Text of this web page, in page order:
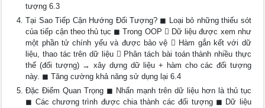
tượng 6.3
Tại Sao Tiếp Cận Hướng Đối Tượng? ◼ Loại bỏ những thiếu sót
của tiếp cận theo thủ tục ◼ Trong OOP  Dữ liệu được xem như
một phần tử chính yếu và được bảo vệ  Hàm gắn kết với dữ
liệu, thao tác trên dữ liệu  Phân tách bài toán thành nhiều thực
thể (đối tượng) → xây dựng dữ liệu + hàm cho các đối tượng
này. ◼ Tăng cường khả năng sử dụng lại 6.4
Đặc Điểm Quan Trọng ◼ Nhấn mạnh trên dữ liệu hơn là thủ tục
◼ Các chương trình được chia thành các đối tượng ◼ Dữ liệu